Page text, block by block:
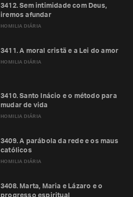
HOMILIA DIÁRIA
3412. Sem intimidade com Deus,
iremos afundar
HOMILIA DIÁRIA
3411. A moral cristã e a Lei do amor
HOMILIA DIÁRIA
3410. Santo Inácio e o método para
mudar de vida
HOMILIA DIÁRIA
3409. A parábola da rede e os maus
católicos
3408. Marta, Maria e Lázaro e o
progresso espiritual